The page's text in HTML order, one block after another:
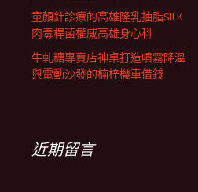
童顏針診療的高雄隆乳抽脂SILK
肉毒桿菌權威高雄身心科
牛軋糖專賣店神桌打造噴霧降溫
與電動沙發的楠梓機車借錢
近期留言